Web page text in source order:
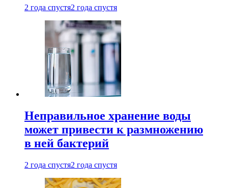
2 года спустя2 года спустя
Неправильное хранение воды
может привести к размножению
в ней бактерий
2 года спустя2 года спустя